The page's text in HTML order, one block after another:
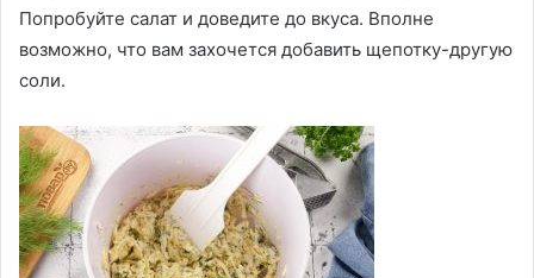
Попробуйте салат и доведите до вкуса. Вполне
возможно, что вам захочется добавить щепотку-другую
соли.